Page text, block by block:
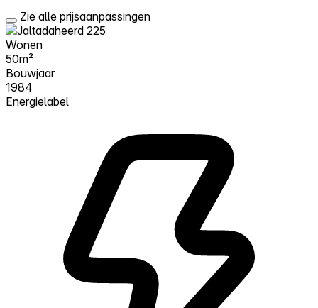
Zie alle prijsaanpassingen
Wonen
50m²
Bouwjaar
1984
Energielabel